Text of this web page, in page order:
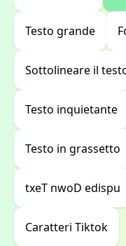
Testo grande
Sottolineare il
Testo inquietante
Testo in grassetto
txeT nwoD edispu
Caratteri Tiktok